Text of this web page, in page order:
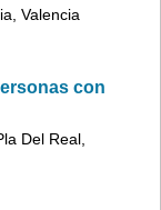
Valencia
con
Del Real,